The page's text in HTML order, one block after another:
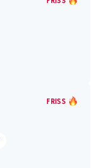
FRISS